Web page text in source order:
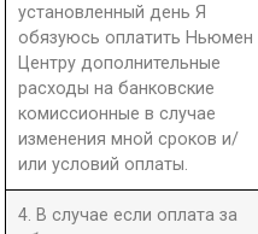
установленный день Я
обязуюсь оплатить Ньюмен
Центру дополнительные
расходы на банковские
комиссионные в случае
изменения мной сроков и/
или условий оплаты.
4. В случае если оплата за